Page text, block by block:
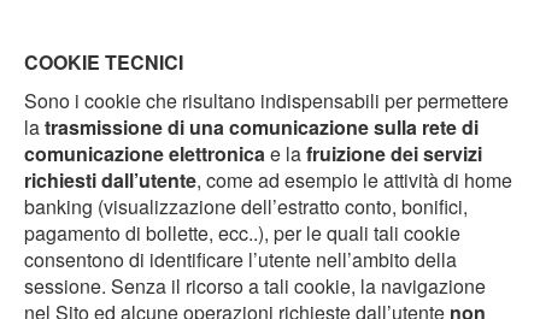
COOKIE TECNICI
Sono i cookie che risultano indispensabili per permettere
latrasmissione di una comunicazione sulla rete di
comunicazione elettronicae lafruizionedei servizi
richiesti dall’utente, come ad esempio le attività di home
banking (visualizzazione dell’estratto conto, bonifici,
pagamento di bollette, ecc..), per le quali tali cookie
consentono di identificare l’utente nell’ambito della
sessione. Senza il ricorso a tali cookie, la navigazione
nel Sito ed alcune operazioni richieste dall’utente non